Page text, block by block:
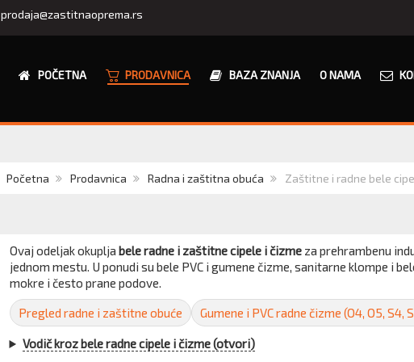
prodaja@zastitnaoprema.rs
POČETNA PRODAVNICA BAZA ZNANJA O NAMA
Početna Prodavnica Radna i zaštitna obuća Zaštitne i radne bele
Ovaj odeljak okuplja bele radne i zaštitne cipele i čizmeza prehrambenu
jednom mestu. U ponudi su bele PVC i gumene čizme, sanitarne klompe i
mokre i često prane podove.
Pregled radne i zaštitne obuće Gumene i PVC radne čizme (O4, O5, S4,
Vodič kroz bele radne cipele i čizme (otvori)